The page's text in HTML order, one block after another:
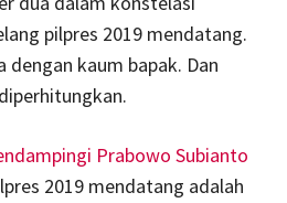
pilpres 2019 mendatang.
dengan kaum bapak. Dan
Prabowo Subianto
2019 mendatang adalah